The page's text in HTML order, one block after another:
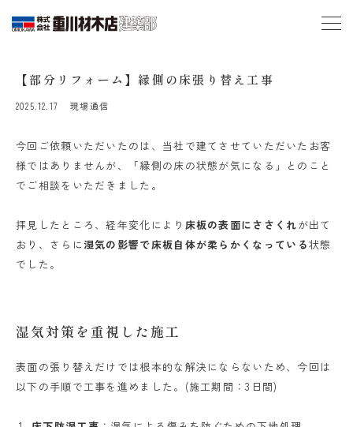
【部分リフォーム】縁側の床張り替え工事
2025.12.17 現場通信
今回ご依頼いただいたのは、当社で建てさせていただいたお客
様ではありませんが、「縁側の床の状態が気になる」とのこと
でご相談をいただきました。
拝見したところ、経年変化により 床板の表面にささくれが出て
おり、さらに 湿気の影響で床板自体が柔らかくなっている状態
でした。
湿気対策を重視した施工
表面の張り替えだけでは根本的な解決にならないため、今回は
以下の手順で工事を進めました。(施工期間：3日間)